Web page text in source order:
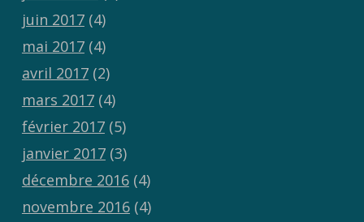
juin 2017(4)
mai 2017(4)
avril 2017(2)
mars 2017(4)
février 2017(5)
janvier 2017(3)
décembre 2016(4)
novembre 2016(4)